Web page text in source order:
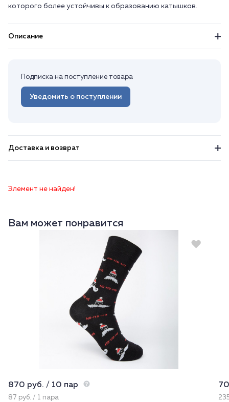
Описание
Подписка на поступление товара
Уведомить о поступлении
Доставка и возврат
Элемент не найден!
Вам может понравится
870 руб. / 10 пар
87 руб. / 1 пара